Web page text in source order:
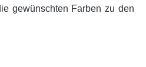
gewünschten Farben zu den